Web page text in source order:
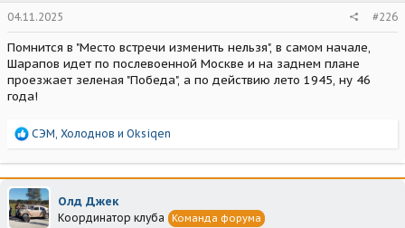
04.11.2025 #226
Помнится в "Место встречи изменить нельзя", в самом начале,
Шарапов идет по послевоенной Москве и на заднем плане
проезжает зеленая "Победа", а по действию лето 1945, ну 46
года!
Р
а
к
ц
и
и
СЭМ, Холоднов и Oksiqen
Олд Джек
Координатор клуба Команда форума